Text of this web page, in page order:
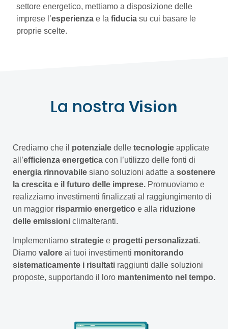
settore energetico, mettiamo a disposizione delle
imprese l’esperienza e lafiducia su cui basare le
proprie scelte.
La nostra Vision
Crediamo che il potenziale delle tecnologie applicate
all’efficienza energetica con l’utilizzo delle fonti di
energia rinnovabile siano soluzioni adatte a sostenere
la crescita e il futuro delle imprese. Promuoviamo e
realizziamo investimenti finalizzati al raggiungimento di
un maggior risparmio energetico e alla riduzione
delle emissioni climalteranti.
Implementiamo strategie e progetti personalizzati.
Diamo valore ai tuoi investimenti monitorando
sistematicamente i risultati raggiunti dalle soluzioni
proposte, supportando il loro mantenimento nel tempo.